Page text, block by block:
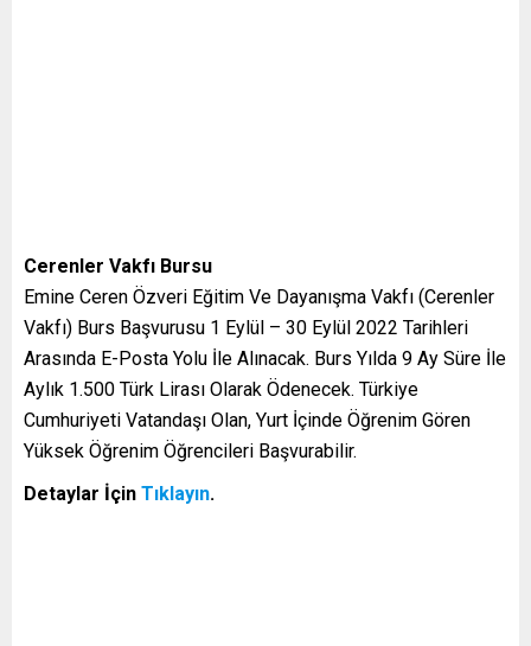
Cerenler Vakfı Bursu
Emine Ceren Özveri Eğitim Ve Dayanışma Vakfı (Cerenler
Vakfı) Burs Başvurusu 1 Eylül – 30 Eylül 2022 Tarihleri
Arasında E-Posta Yolu İle Alınacak. Burs Yılda 9 Ay Süre İle
Aylık 1.500 Türk Lirası Olarak Ödenecek. Türkiye
Cumhuriyeti Vatandaşı Olan, Yurt İçinde Öğrenim Gören
Yüksek Öğrenim Öğrencileri Başvurabilir.
Detaylar İçin Tıklayın.